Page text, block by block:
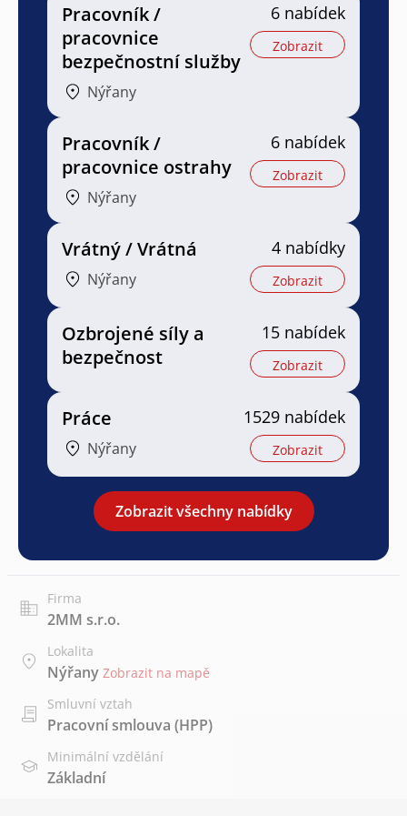
Pracovník /
pracovnice
bezpečnostní služby
Nýřany
6 nabídek
Zobrazit
Pracovník /
pracovnice ostrahy
Nýřany
6 nabídek
Zobrazit
Vrátný / Vrátná
Nýřany
4 nabídky
Zobrazit
Ozbrojené síly a
bezpečnost
15 nabídek
Zobrazit
Práce
Nýřany
1529 nabídek
Zobrazit
Zobrazit všechny nabídky
Firma
2MM s.r.o.
Lokalita
Nýřany Zobrazit na mapě
Smluvní vztah
Pracovní smlouva (HPP)
Minimální vzdělání
Základní